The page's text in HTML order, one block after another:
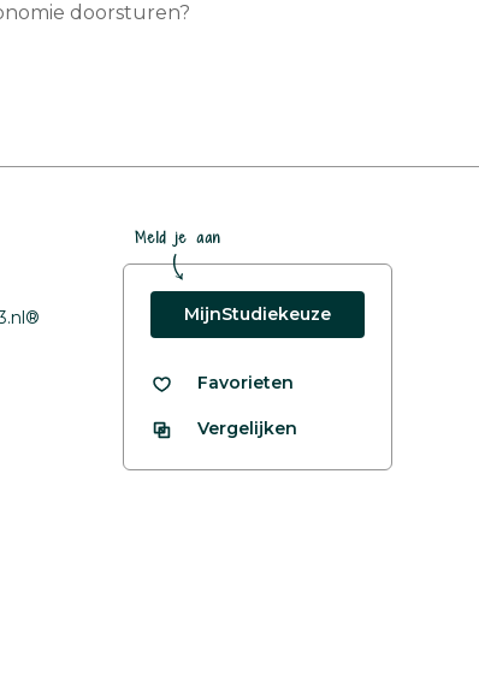
doorsturen?
Meld je aan
MijnStudiekeuze
Favorieten
Vergelijken